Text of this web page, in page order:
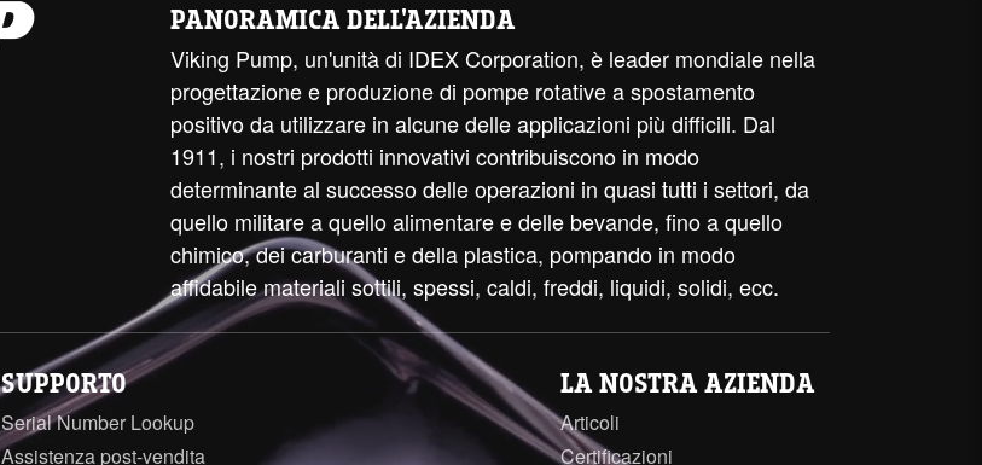
PANORAMICA DELL'AZIENDA
Viking Pump, un'unità di IDEX Corporation, è leader mondiale nella
progettazione e produzione di pompe rotative a spostamento
positivo da utilizzare in alcune delle applicazioni più difficili. Dal
1911, i nostri prodotti innovativi contribuiscono in modo
determinante al successo delle operazioni in quasi tutti i settori, da
quello militare a quello alimentare e delle bevande, fino a quello
chimico, dei carburanti e della plastica, pompando in modo
affidabile materiali sottili, spessi, caldi, freddi, liquidi, solidi, ecc.
SUPPORTO
Serial Number Lookup
Assistenza post-vendita
LA NOSTRA AZIENDA
Articoli
Certificazioni